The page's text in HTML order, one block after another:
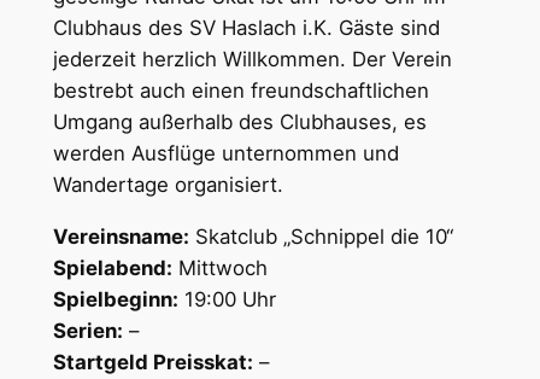
Clubhaus des SV Haslach i.K. Gäste sind
jederzeit herzlich Willkommen. Der Verein
bestrebt auch einen freundschaftlichen
Umgang außerhalb des Clubhauses, es
werden Ausflüge unternommen und
Wandertage organisiert.
Vereinsname: Skatclub „Schnippel die 10“
Spielabend: Mittwoch
Spielbeginn: 19:00 Uhr
Serien: –
Startgeld Preisskat: –